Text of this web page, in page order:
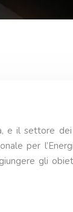
il settore
per
gli